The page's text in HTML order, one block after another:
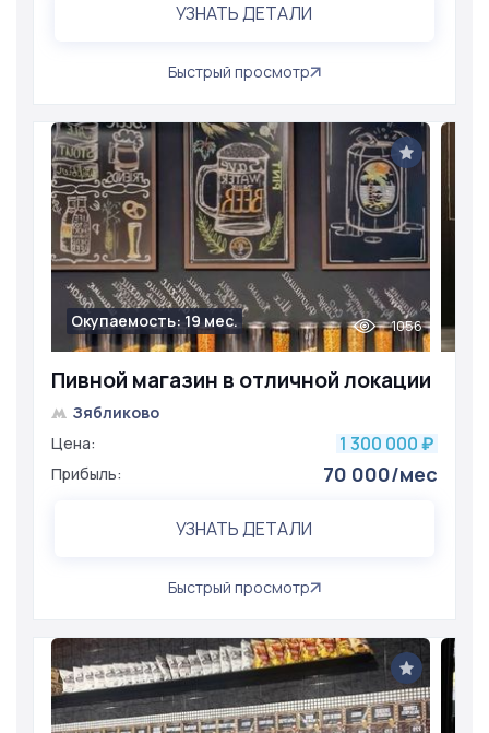
УЗНАТЬ ДЕТАЛИ
Быстрый просмотр
Пивной магазин в отличной локации
Окупаемость: 19 мес. 1056
Зябликово
Цена:
1 300 000 ₽
Прибыль: 70 000/мес
УЗНАТЬ ДЕТАЛИ
Быстрый просмотр